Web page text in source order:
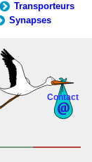
Transporteurs
Synapses
Contact